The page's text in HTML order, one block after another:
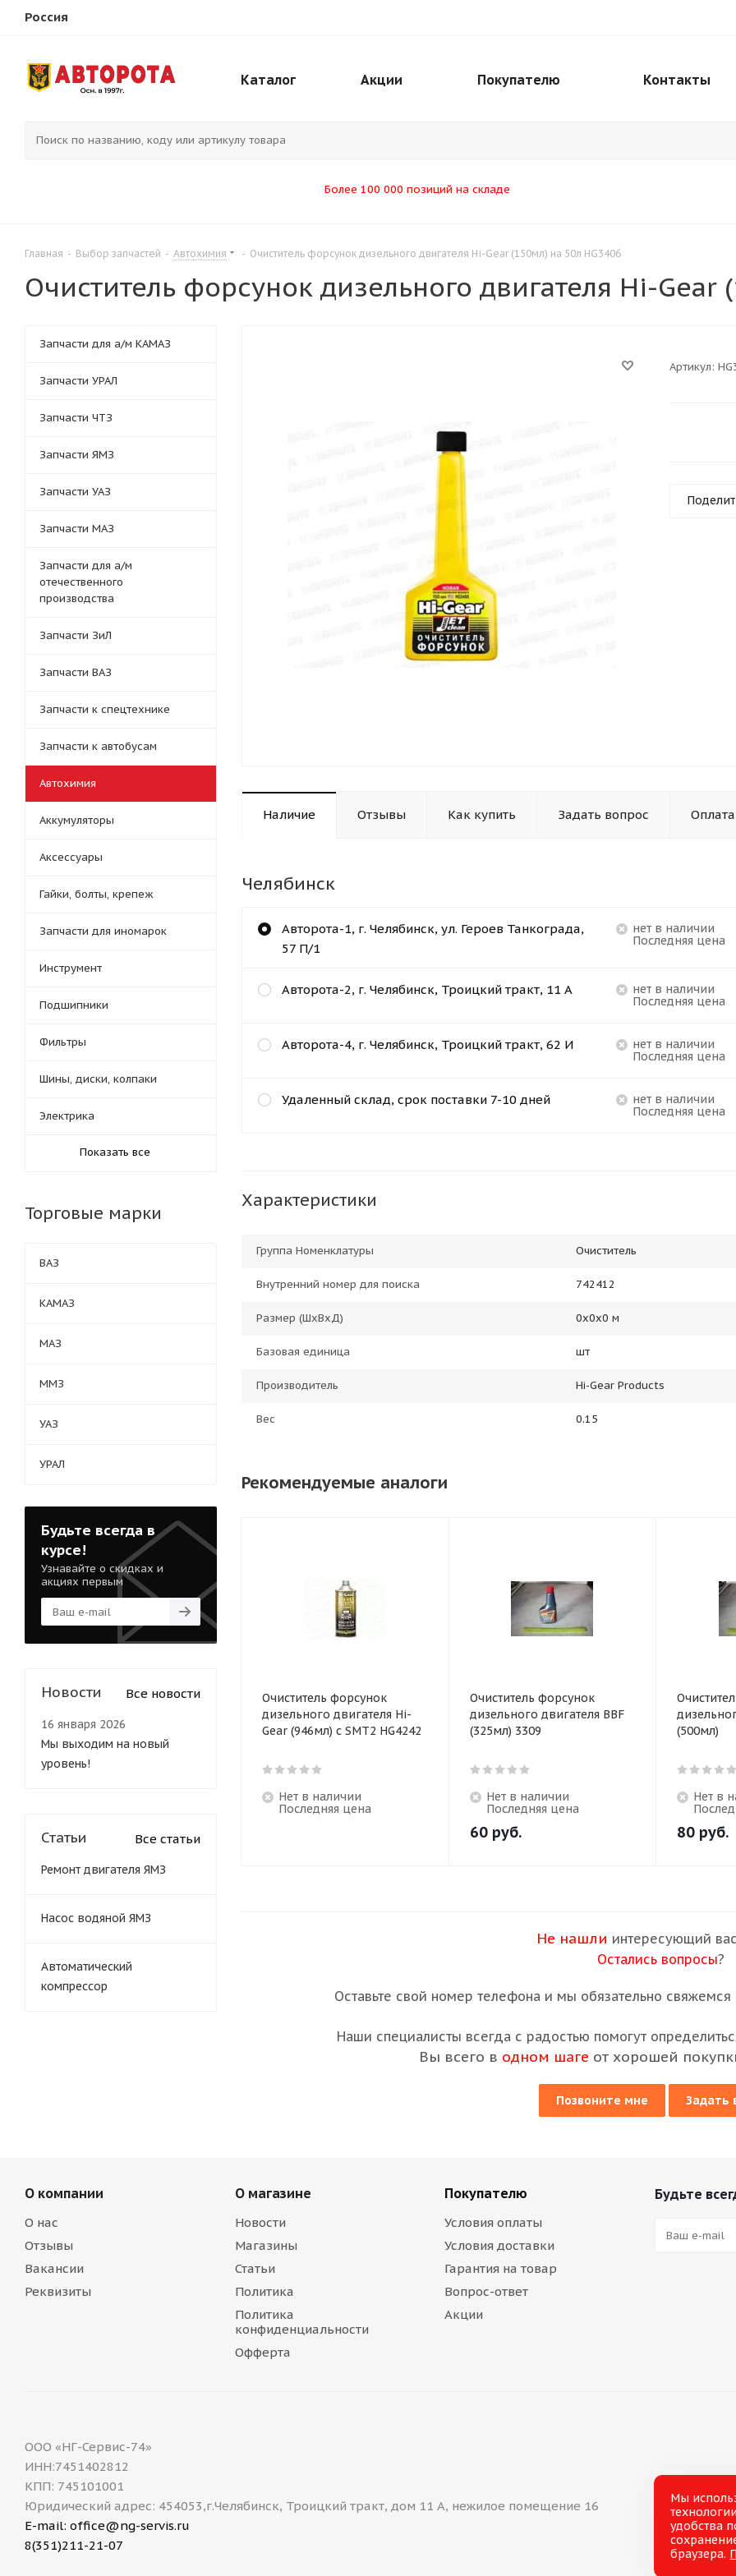
Россия
Каталог Акции Покупателю Контакты
Более 100 000 позиций на складе
Главная - Выбор запчастей - Автохимия - Очиститель форсунок дизельного двигателя Hi-Gear (150мл) на 50л HG3406
Очиститель форсунок дизельного двигателя Hi-Gear
Артикул:
Наличие Отзывы Как купить Задать вопрос Оплата
Челябинск
Нет в наличии
Последняя цена
Авторота-1, г. Челябинск, ул. Героев Танкограда,
57 П/1
Нет в наличии
Последняя цена
Авторота-2, г. Челябинск, Троицкий тракт, 11 А
Нет в наличии
Последняя цена
Авторота-4, г. Челябинск, Троицкий тракт, 62 И
Нет в наличии
Последняя цена
Удаленный склад, срок поставки 7-10 дней
Характеристики
Группа Номенклатуры Очиститель
Внутренний номер для поиска 742412
Размер (ШхВхД) 0х0х0 м
Базовая единица шт
Производитель Hi-Gear Products
Вес 0.15
Рекомендуемые аналоги
Очиститель форсунок
дизельного двигателя Hi-
Gear (946мл) с SMT2 HG4242
Нет в наличии
Последняя цена
Очиститель форсунок
дизельного двигателя BBF
(325мл) 3309
Нет в наличии
Последняя цена
60руб.
(500мл)
Нет в
80 руб.
Не нашли интересующий
Остались вопросы?
Оставьте свой номер телефона и мы обязательно свяжемся
Наши специалисты всегда с радостью помогут
Вы всего в одном шаге от хорошей
Позвоните мне Задать
Запчасти для а/м КАМАЗ
Запчасти УРАЛ
Запчасти ЧТЗ
Запчасти ЯМЗ
Запчасти УАЗ
Запчасти МАЗ
Запчасти для а/м
отечественного
производства
Запчасти ЗиЛ
Запчасти ВАЗ
Запчасти к спецтехнике
Запчасти к автобусам
Автохимия
Аккумуляторы
Аксессуары
Гайки, болты, крепеж
Запчасти для иномарок
Инструмент
Подшипники
Фильтры
Шины, диски, колпаки
Электрика
Показать все
Торговые марки
ВАЗ
КАМАЗ
МАЗ
ММЗ
УАЗ
УРАЛ
Будьте всегда в
курсе!
Узнавайте о скидках и
акциях первым
Новости Все новости
16 января 2026
Мы выходим на новый
уровень!
Статьи Все статьи
Ремонт двигателя ЯМЗ
Насос водяной ЯМЗ
Автоматический
компрессор
О компании
О нас
Отзывы
Вакансии
Реквизиты
О магазине
Новости
Магазины
Статьи
Политика
Политика
конфиденциальности
Офферта
Покупателю
Условия оплаты
Условия доставки
Гарантия на товар
Вопрос-ответ
Акции
Будьте
ООО «НГ-Сервис-74»
ИНН:7451402812
КПП: 745101001
Юридический адрес: 454053,г.Челябинск, Троицкий тракт, дом 11 А, нежилое помещение 16
E-mail: office@ng-servis.ru
8(351)211-21-07
Мы
удобства
браузера.